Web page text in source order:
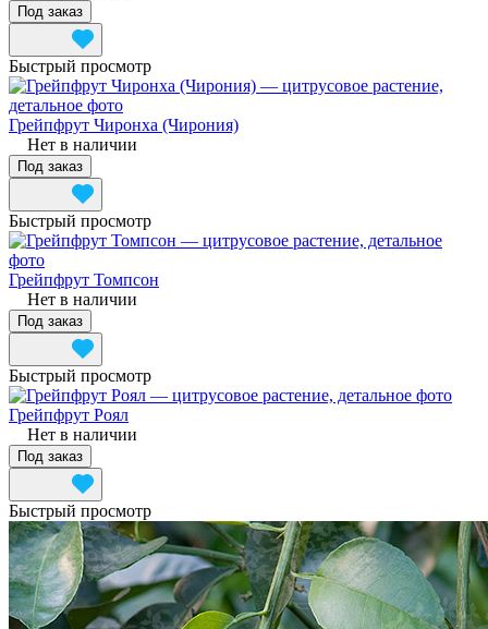
Под заказ
Быстрый просмотр
Грейпфрут Чиронха (Чирония)
Нет в наличии
Под заказ
Быстрый просмотр
Грейпфрут Томпсон
Нет в наличии
Под заказ
Быстрый просмотр
Грейпфрут Роял
Нет в наличии
Под заказ
Быстрый просмотр